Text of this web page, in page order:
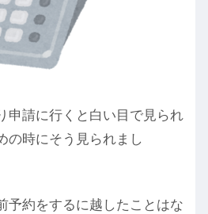
申請に行くと白い目で見られ
の時にそう見られまし
予約をするに越したことはな